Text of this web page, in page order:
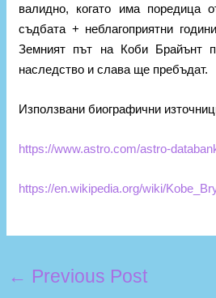
валидно, когато има поредица
съдбата + неблагоприятни
Земният път на Коби Брайънт
наследство и слава ще пребъдат.
Използвани биографични
https://www.astro.com/astro-
https://en.wikipedia.org/wiki/
← Previous Post